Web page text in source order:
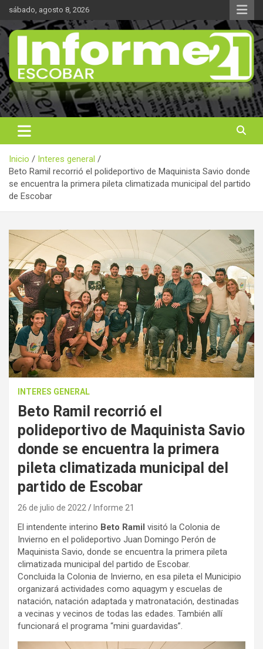
Saltar
contenido
sábado, agosto 8, 2026
Informe 21
Noticas reales
Inicio
Interes general
Beto Ramil recorrió el polideportivo de Maquinista Savio donde
se encuentra la primera pileta climatizada municipal del partido
de Escobar
INTERES GENERAL
Beto Ramil recorrió el
polideportivo de Maquinista Savio
donde se encuentra la primera
pileta climatizada municipal del
partido de Escobar
26 de julio de 2022 Informe 21
El intendente interino Beto Ramil visitó la Colonia de
Invierno en el polideportivo Juan Domingo Perón de
Maquinista Savio, donde se encuentra la primera pileta
climatizada municipal del partido de Escobar.
Concluida la Colonia de Invierno, en esa pileta el Municipio
organizará actividades como aquagym y escuelas de
natación, natación adaptada y matronatación, destinadas
a vecinas y vecinos de todas las edades. También allí
funcionará el programa “mini guardavidas”.